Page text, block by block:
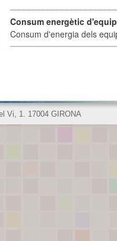
Consum energètic
Consum d'energia dels
Vi, 1. 17004 GIRONA